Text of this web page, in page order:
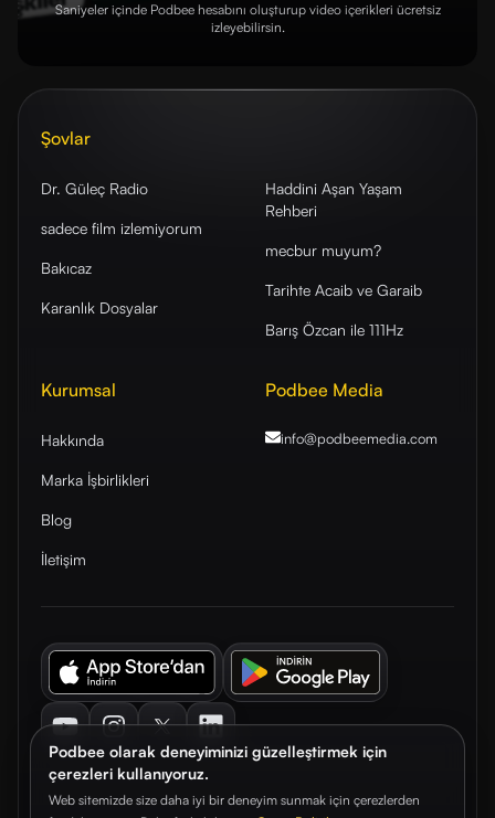
Podbee olarak deneyiminizi güzelleştirmek için
çerezleri kullanıyoruz.
Web sitemizde size daha iyi bir deneyim sunmak için çerezlerden
Saniyeler içinde Podbee hesabını oluşturup video içerikleri ücretsiz
izleyebilirsin.
Şovlar
Dr. Güleç Radio
sadece film izlemiyorum
Bakıcaz
Karanlık Dosyalar
Haddini Aşan Yaşam
Rehberi
mecbur muyum?
Tarihte Acaib ve Garaib
Barış Özcan ile 111Hz
Kurumsal
Hakkında
Marka İşbirlikleri
Blog
İletişim
Podbee Media
info@podbeemedia.com